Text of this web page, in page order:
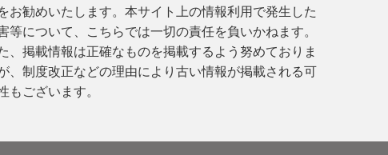
お勧めいたします。本サイト上の情報利用で発生した
等について、こちらでは一切の責任を負いかねます。
、掲載情報は正確なものを掲載するよう努めておりま
、制度改正などの理由により古い情報が掲載される可
もございます。